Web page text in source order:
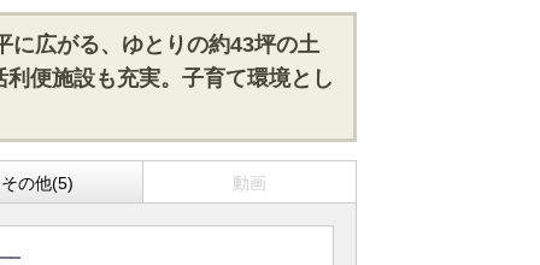
に広がる、ゆとりの約43坪の土
便施設も充実。子育て環境とし
その他(5) 動画